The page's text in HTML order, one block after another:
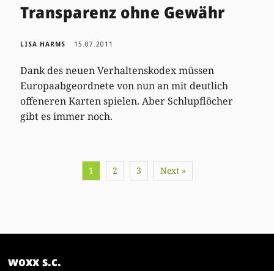
Transparenz ohne Gewähr
LISA HARMS 15.07.2011
Dank des neuen Verhaltenskodex müssen
Europaabgeordnete von nun an mit deutlich
offeneren Karten spielen. Aber Schlupflöcher
gibt es immer noch.
1 2 3 Next »
woxx s.c.